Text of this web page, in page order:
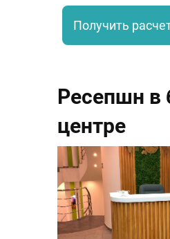
Получить
Ресепшн в
центре